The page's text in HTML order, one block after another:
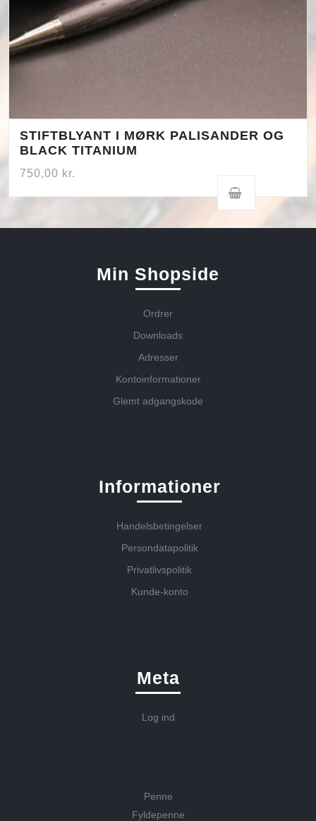
STIFTBLYANT I MØRK PALISANDER OG
BLACK TITANIUM
750,00 kr.
Min Shopside
Ordrer
Downloads
Adresser
Kontoinformationer
Glemt adgangskode
Informationer
Handelsbetingelser
Persondatapolitik
Privatlivspolitik
Kunde-konto
Meta
Log ind
Penne
Fyldepenne